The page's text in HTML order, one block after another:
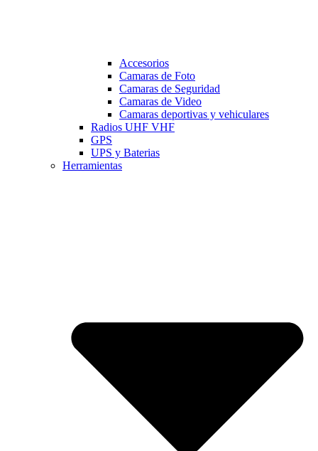
Accesorios
Camaras de Foto
Camaras de Seguridad
Camaras de Video
Camaras deportivas y vehiculares
Radios UHF VHF
GPS
UPS y Baterias
Herramientas